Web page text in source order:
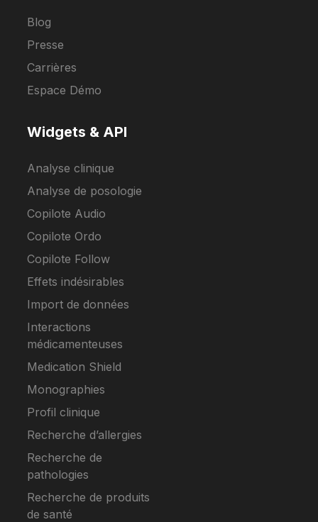
Blog
Presse
Carrières
Espace Démo
Widgets & API
Analyse clinique
Analyse de posologie
Copilote Audio
Copilote Ordo
Copilote Follow
Effets indésirables
Import de données
Interactions
médicamenteuses
Medication Shield
Monographies
Profil clinique
Recherche d’allergies
Recherche de
pathologies
Recherche de produits
de santé